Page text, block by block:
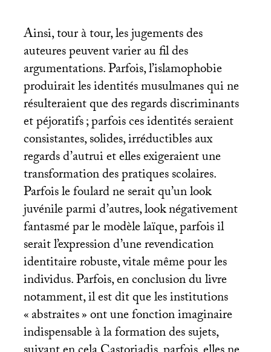
Ainsi, tour à tour, les jugements des
auteures peuvent varier au fil des
argumentations. Parfois, l’islamophobie
produirait les identités musulmanes qui ne
résulteraient que des regards discriminants
et péjoratifs; parfois ces identités seraient
consistantes, solides, irréductibles aux
regards d’autrui et elles exigeraient une
transformation des pratiques scolaires.
Parfois le foulard ne serait qu’un look
juvénile parmi d’autres, look négativement
fantasmé par le modèle laïque, parfois il
serait l’expression d’une revendication
identitaire robuste, vitale même pour les
individus. Parfois, en conclusion du livre
notamment, il est dit que les institutions
«abstraites» ont une fonction imaginaire
indispensable à la formation des sujets,